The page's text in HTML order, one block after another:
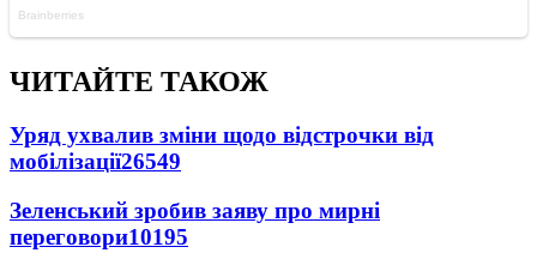
ЧИТАЙТЕ ТАКОЖ
Уряд ухвалив зміни щодо відстрочки від
мобілізації26549
Зеленський зробив заяву про мирні
переговори10195